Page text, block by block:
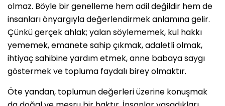
olmaz. Böyle bir genelleme hem adil değildir hem de
insanları önyargıyla değerlendirmek anlamına gelir.
Çünkü gerçek ahlak; yalan söylememek, kul hakkı
yememek, emanete sahip çıkmak, adaletli olmak,
ihtiyaç sahibine yardım etmek, anne babaya saygı
göstermek ve topluma faydalı birey olmaktır.
Öte yandan, toplumun değerleri üzerine konuşmak